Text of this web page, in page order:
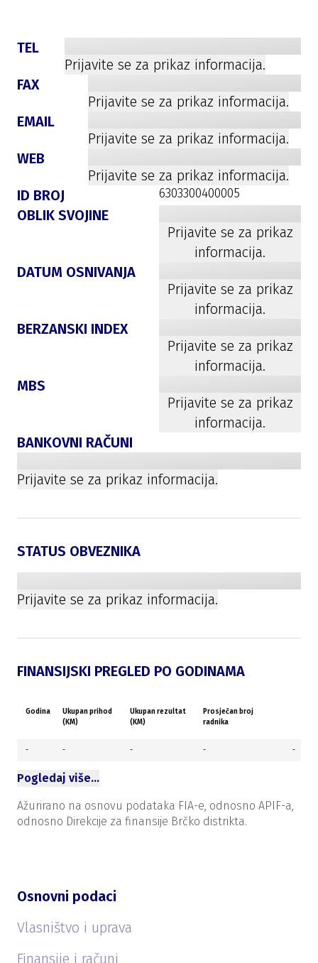
TEL
Prijavite se za prikaz informacija.
FAX
Prijavite se za prikaz informacija.
EMAIL
Prijavite se za prikaz informacija.
WEB
Prijavite se za prikaz informacija.
ID BROJ
6303300400005
OBLIK SVOJINE
Prijavite se za prikaz
informacija.
DATUM OSNIVANJA
Prijavite se za prikaz
informacija.
BERZANSKI INDEX
Prijavite se za prikaz
informacija.
MBS
Prijavite se za prikaz
informacija.
BANKOVNI RAČUNI
Prijavite se za prikaz informacija.
STATUS OBVEZNIKA
Prijavite se za prikaz informacija.
FINANSIJSKI PREGLED PO GODINAMA
Godina
Ukupan prihod
(KM)
Ukupan rezultat
(KM)
Prosječan broj
radnika
- - - - -
Pogledaj više…
Ažurirano na osnovu podataka FIA-e, odnosno APIF-a,
odnosno Direkcije za finansije Brčko distrikta.
Osnovni podaci
Vlasništvo i uprava
Finansije i računi